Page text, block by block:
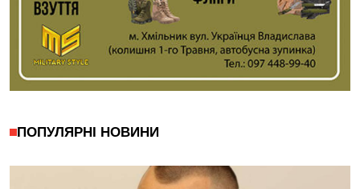
ПОПУЛЯРНІ НОВИНИ